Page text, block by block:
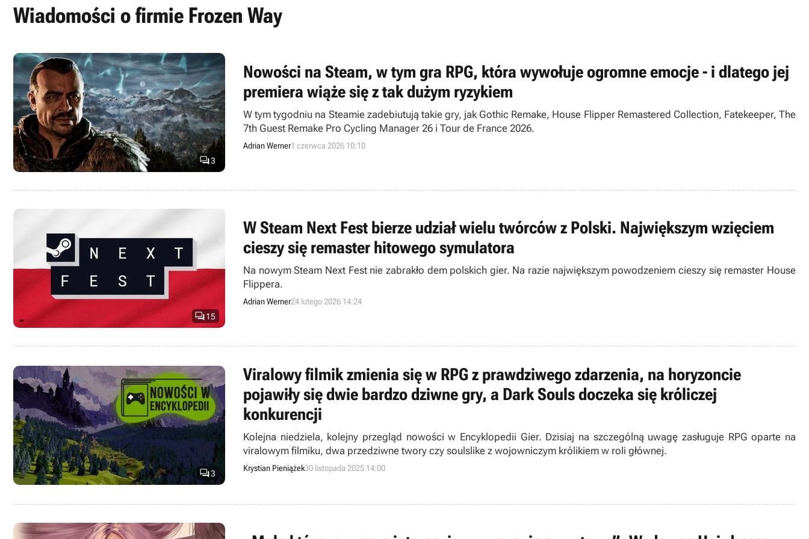
Wiadomości o firmie Frozen Way
3
Nowości na Steam, w tym gra RPG, która wywołuje ogromne emocje - i dlatego jej
premiera wiąże się z tak dużym ryzykiem
W tym tygodniu na Steamie zadebiutują takie gry, jak Gothic Remake, House Flipper Remastered Collection, Fatekeeper, The
7th Guest Remake Pro Cycling Manager 26 i Tour de France 2026.
Adrian Werner1 czerwca 2026 10:10
15
W Steam Next Fest bierze udział wielu twórców z Polski. Największym wzięciem
cieszy się remaster hitowego symulatora
Na nowym Steam Next Fest nie zabrakło dem polskich gier. Na razie największym powodzeniem cieszy się remaster House
Flippera.
Adrian Werner24 lutego 2026 14:24
3
Viralowy filmik zmienia się w RPG z prawdziwego zdarzenia, na horyzoncie
pojawiły się dwie bardzo dziwne gry, a Dark Souls doczeka się króliczej
konkurencji
Kolejna niedziela, kolejny przegląd nowości w Encyklopedii Gier. Dzisiaj na szczególną uwagę zasługuje RPG oparte na
viralowym filmiku, dwa przedziwne twory czy soulslike z wojowniczym królikiem w roli głównej.
Krystian Pieniążek30 listopada 2025 14:00